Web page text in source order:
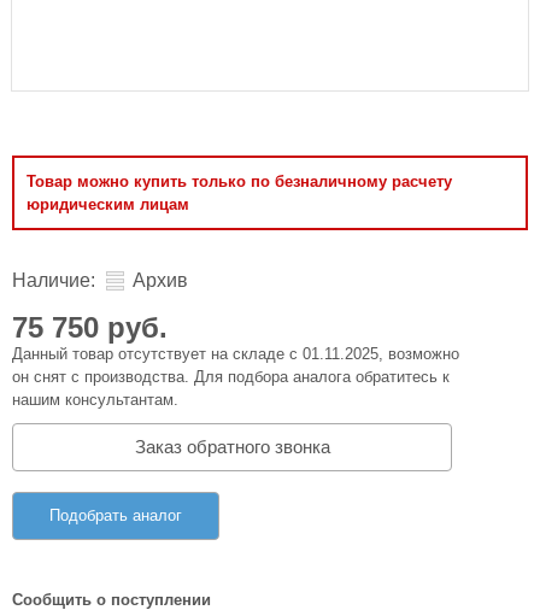
Товар можно купить только по безналичному расчету
юридическим лицам
Наличие: Архив
75 750 руб.
Данный товар отсутствует на складе с 01.11.2025, возможно
он снят с производства. Для подбора аналога обратитесь к
нашим консультантам.
Заказ обратного звонка
Подобрать аналог
Сообщить о поступлении